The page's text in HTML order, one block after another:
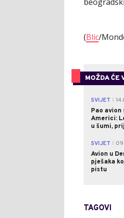
(Blic/
MOŽDA ĆE
SVIJET
Pao
Americi:
u šumi,
SVIJET
Avion u
pješaka
pistu
TAGOVI